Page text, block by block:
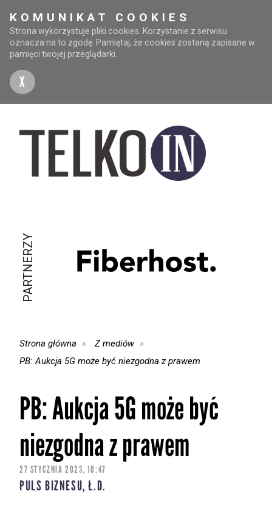
KOMUNIKAT COOKIES
Strona wykorzystuje pliki cookies. Korzystanie z serwisu
oznacza na to zgodę. Pamiętaj, że cookies zostaną zapisane w
pamięci twojej przeglądarki.
X
PARTNERZY
Strona główna
Z mediów
PB: Aukcja 5G może być niezgodna z prawem
PB: Aukcja 5G może być
niezgodna z prawem
27 STYCZNIA 2023, 10:47
PULS BIZNESU, Ł.D.